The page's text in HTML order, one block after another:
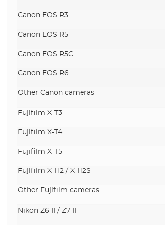
Canon EOS R3
Canon EOS R5
Canon EOS R5C
Canon EOS R6
Other Canon cameras
Fujifilm X-T3
Fujifilm X-T4
Fujifilm X-T5
Fujifilm X-H2 / X-H2S
Other Fujifilm cameras
Nikon Z6 II / Z7 II